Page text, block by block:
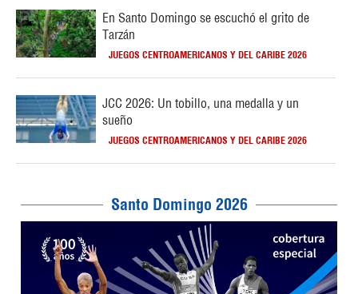
En Santo Domingo se escuchó el grito de
Tarzán
JUEGOS CENTROAMERICANOS Y DEL CARIBE 2026
JCC 2026: Un tobillo, una medalla y un
sueño
JUEGOS CENTROAMERICANOS Y DEL CARIBE 2026
Santo Domingo 2026